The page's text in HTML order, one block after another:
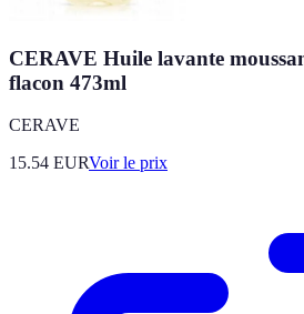
CERAVE Huile lavante
flacon 473ml
CERAVE
15.54 EURVoir le prix